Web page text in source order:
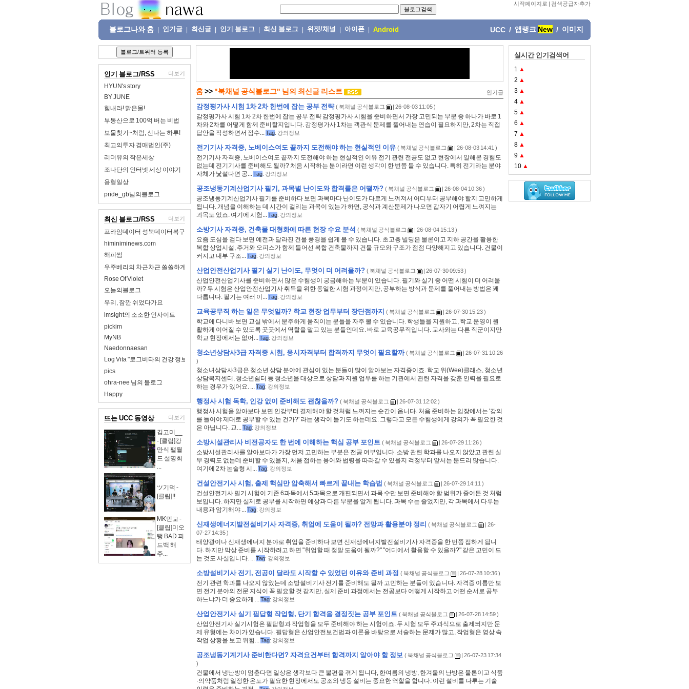
시작페이지로 | 검색공급자추가
블로그나와 홈 인기글 최신글 인기 블로그 최신 블로그 위젯/채널 아이폰 Android UCC / 앱랭크 New / 이미지
인기 블로그/RSS 더보기
HYUN's story
BY JUNE
힘내라! 맑은물!
부동산으로 100억 버는 비법
보물찾기~처럼, 신나는 하루!
최고의투자 경매법인(주)
리더유의 작은세상
조나단의 인터넷 세상 이야기
용형일상
pride_gb님의블로그
최신 블로그/RSS 더보기
프라임데이터 성북데이터복구
himiniminews.com
해피썸
우주베리의 차근차근 쏠쏠하게
Rose Of Violet
오늘의블로그
우리, 잠깐 쉬었다가요
imsight의 소소한 인사이트
pickim
MyNB
Naedonnaesan
Log Vita "로그비타의 건강 정보 완전 정리"
pics
ohra-nee 님의 블로그
Happy
뜨는 UCC 동영상 더보기
김고미__
- [클립]강
만식 팰월
드 설명회
...
ツ기덕 -
[클립]!!
MK민교 -
[클립]미오
탱 BAD 피
드백 해
주...
홈>> "북채널 공식블로그" 님의 최신글 리스트 인기글
감정평가사 시험 1차 2차 한번에 잡는 공부 전략 ( 북채널 공식블로그 | 26-08-03 11:05 )
감정평가사 시험 1차 2차 한번에 잡는 공부 전략 감정평가사 시험을 준비하면서 가장 고민되는 부분 중 하나가 바로 1
차와 2차를 어떻게 함께 준비할지입니다. 감정평가사 1차는 객관식 문제를 풀어내는 연습이 필요하지만, 2차는 직접
답안을 작성하면서 점수...Tag: 강의정보
전기기사 자격증, 노베이스여도 끝까지 도전해야 하는 현실적인 이유 ( 북채널 공식블로그 | 26-08-03 14:41 )
전기기사 자격증, 노베이스여도 끝까지 도전해야 하는 현실적인 이유 전기 관련 전공도 없고 현장에서 일해본 경험도
없는데 전기기사를 준비해도 될까? 처음 시작하는 분이라면 이런 생각이 한 번쯤 들 수 있습니다. 특히 전기라는 분야
자체가 낯설다면 공...Tag: 강의정보
공조냉동기계산업기사 필기, 과목별 난이도와 합격률은 어떨까? ( 북채널 공식블로그 | 26-08-04 10:36 )
공조냉동기계산업기사 필기를 준비하다 보면 과목마다 난이도가 다르게 느껴져서 어디부터 공부해야 할지 고민하게
됩니다. 개념을 이해하는 데 시간이 걸리는 과목이 있는가 하면, 공식과 계산문제가 나오면 갑자기 어렵게 느껴지는
과목도 있죠. 여기에 시험...Tag: 강의정보
소방기사 자격증, 건축물 대형화에 따른 현장 수요 분석 ( 북채널 공식블로그 | 26-08-04 15:13 )
요즘 도심을 걷다 보면 예전과 달라진 건물 풍경을 쉽게 볼 수 있습니다. 초고층 빌딩은 물론이고 지하 공간을 활용한
복합 상업시설, 주거와 오피스가 함께 들어선 복합 건축물까지 건물 규모와 구조가 점점 다양해지고 있습니다. 건물이
커지고 내부 구조...Tag: 강의정보
산업안전산업기사 필기 실기 난이도, 무엇이 더 어려울까? ( 북채널 공식블로그 | 26-07-30 09:53 )
산업안전산업기사를 준비하면서 많은 수험생이 궁금해하는 부분이 있습니다. 필기와 실기 중 어떤 시험이 더 어려울
까? 두 시험은 산업안전산업기사 취득을 위한 동일한 시험 과정이지만, 공부하는 방식과 문제를 풀어내는 방법은 꽤
다릅니다. 필기는 여러 이...Tag: 강의정보
교육공무직 하는 일은 무엇일까? 학교 현장 업무부터 장단점까지 ( 북채널 공식블로그 | 26-07-30 15:23 )
학교에 다니바 보면 교실 밖에서 분주하게 움직이는 분들을 자주 볼 수 있습니다. 학생들을 지원하고, 학교 운영이 원
활하게 이어질 수 있도록 곳곳에서 역할을 맡고 있는 분들인데요. 바로 교육공무직입니다. 교사와는 다른 직군이지만
학교 현장에서는 없어...Tag: 강의정보
청소년상담사3급 자격증 시험, 응시자격부터 합격까지 무엇이 필요할까 ( 북채널 공식블로그
| 26-07-31 10:26
)
청소녀상담사3급은 청소년 상담 분야에 관심이 있는 분들이 많이 알아보는 자격증이죠. 학교 위(Wee)클래스, 청소년
상담복지센터, 청소년쉼터 등 청소년을 대상으로 상담과 지원 업무를 하는 기관에서 관련 자격을 갖춘 인력을 필요로
하는 경우가 있어요. ...Tag: 강의정보
행정사 시험 독학, 인강 없이 준비해도 괜찮을까? ( 북채널 공식블로그 | 26-07-31 12:02 )
행정사 시험을 알아보다 보면 인강부터 결제해야 할 것처럼 느껴지는 순간이 옵니다. 처음 준비하는 입장에서는 '강의
를 들어야 제대로 공부할 수 있는 건가?' 라는 생각이 들기도 하는데요. 그렇다고 모든 수험생에게 강의가 꼭 필요한 것
은 아닙니다. 교...Tag: 강의정보
소방시설관리사 비전공자도 한 번에 이해하는 핵심 공부 포인트 ( 북채널 공식블로그 | 26-07-29 11:26 )
소방시설관리사를 알아보다가 가장 먼저 고민하는 부분은 전공 여부입니다. 소방 관련 학과를 나오지 않았고 관련 실
무 경력도 없는데 준비할 수 있을지, 처음 접하는 용어와 법령을 따라갈 수 있을지 걱정부터 앞서는 분드리 많습니다.
여기에 2차 논술형 시...Tag: 강의정보
건설안전기사 시험, 출제 핵심만 압축해서 빠르게 끝내는 학습법 ( 북채널 공식블로그 | 26-07-29 14:11 )
건설안전기사 필기 시험이 기존 6과목에서 5과목으로 개편되면서 과목 수만 보면 준비해야 할 범위가 줄어든 것 처럼
보입니다. 하지만 실제로 공부를 시작하면 예상과 다른 부분을 알게 됩니다. 과목 수는 줄었지만, 각 과목에서 다루는
내용과 암기해야 ...Tag: 강의정보
신재생에너지발전설비기사 자격증, 취업에 도움이 될까? 전망과 활용분야 정리 ( 북채널 공식블로그
| 26-
07-27 14:35 )
태양광이나 신재생에너지 분야로 취업을 준비하다 보면 신재생에너지발전설비기사 자격증을 한 번쯤 접하게 됩니
다. 하지만 막상 준비를 시작하려고 하면 "취업할 때 정말 도움이 될까?" "어디에서 활용할 수 있을까?" 같은 고민이 드
는 것도 사실입니다. ...Tag: 강의정보
소방설비기사 전기, 전공이 달라도 시작할 수 있었던 이유와 준비 과정 ( 북채널 공식블로그 | 26-07-28 10:36 )
전기 관련 학과를 나오지 않았는데 소방설비기사 전기를 준비해도 될까 고민하는 분들이 있습니다. 자격증 이름만 보
면 전기 분야의 전문 지식이 꼭 필요할 것 같지만, 실제 준비 과정에서는 전공보다 어떻게 시작하고 어떤 순서로 공부
하느냐가 더 중요하게 ...Tag: 강의정보
산업안전기사 실기 필답형 작업형, 단기 합격을 결정짓는 공부 포인트 ( 북채널 공식블로그 | 26-07-28 14:59 )
산업안전기사 실기시험은 필답형과 작업형을 모두 준비해야 하는 시험이죠. 두 시험 모두 주과식으로 출제되지만 문
제 유형에는 차이가 있습니다. 필답형은 산업안전보건법과 이론을 바탕으로 서술하는 문제가 많고, 작업형은 영상 속
작업 상황을 보고 위험...Tag: 강의정보
공조냉동기계기사 준비한다면? 자격요건부터 합격까지 알아야 할 정보 ( 북채널 공식블로그
| 26-07-23 17:34
)
건물에서 냉난방이 멈춘다면 일상은 생각보다 큰 불편을 겪게 됩니다, 한여름의 냉방, 한겨울의 난방은 물론이고 식품
·의약품처럼 일정한 온도가 필요한 현장에서도 공조와 냉동 설비는 중요한 역할을 합니다. 이런 설비를 다루는 기술
실시간 인기검색어
1 ▲
2 ▲
3 ▲
4 ▲
5 ▲
6 ▲
7 ▲
8 ▲
9 ▲
10 ▲